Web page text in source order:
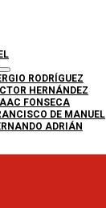
RODRÍGUEZ
HERNÁNDEZ
FONSECA
DE MANUEL
ADRIÁN